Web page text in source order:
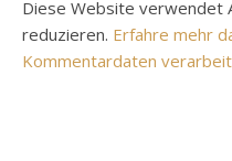
Diese Website verwendet
reduzieren. Erfahre mehr
Kommentardaten